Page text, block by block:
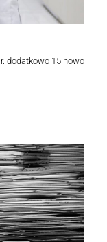
dodatkowo 15 nowo